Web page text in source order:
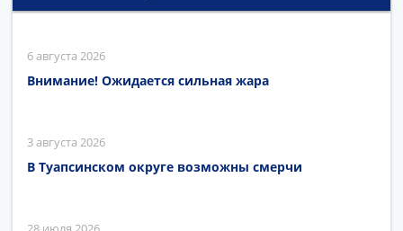
6 августа 2026
Внимание! Ожидается сильная жара
3 августа 2026
В Туапсинском округе возможны смерчи